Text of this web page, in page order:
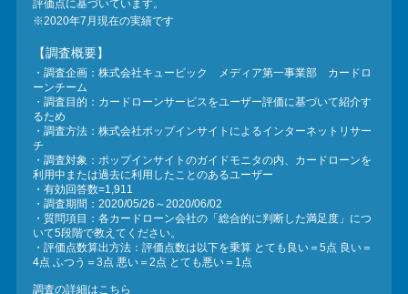
評価点に基づいています。
※2020年7月現在の実績です
【調査概要】
・調査企画：株式会社キュービック メディア第一事業部 カードロ
ーンチーム
・調査目的：カードローンサービスをユーザー評価に基づいて紹介す
るため
・調査方法：株式会社ポップインサイトによるインターネットリサー
チ
・調査対象：ポップインサイトのガイドモニタの内、カードローンを
利用中または過去に利用したことのあるユーザー
・有効回答数=1,911
・調査期間：2020/05/26～2020/06/02
・質問項目：各カードローン会社の「総合的に判断した満足度」につ
いて5段階で教えてください。
・評価点数算出方法：評価点数は以下を乗算 とても良い＝5点 良い＝
4点 ふつう＝3点 悪い＝2点 とても悪い＝1点
調査の詳細はこちら